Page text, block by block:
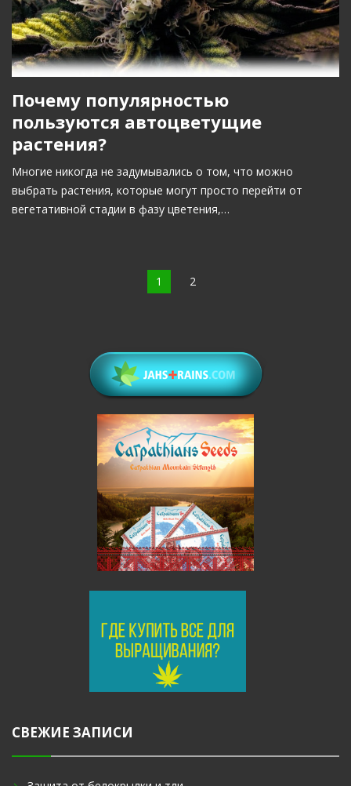
Почему популярностью
пользуются автоцветущие
растения?
Многие никогда не задумывались о том, что можно
выбрать растения, которые могут просто перейти от
вегетативной стадии в фазу цветения,…
1 2
СВЕЖИЕ ЗАПИСИ